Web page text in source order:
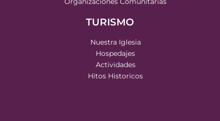
TURISMO
Nuestra Iglesia
Hospedajes
Actividades
Hitos Historicos